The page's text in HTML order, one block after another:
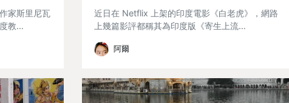
家斯里尼瓦
教…
近日在 Netflix 上架的印度電影《白老虎》，網路
上幾篇影評都稱其為印度版《寄生上流…
阿爾